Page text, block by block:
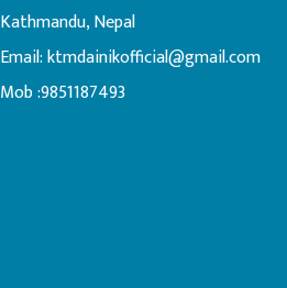
Kathmandu, Nepal
Email:ktmdainikofficial@gmail.com
Mob :9851187493